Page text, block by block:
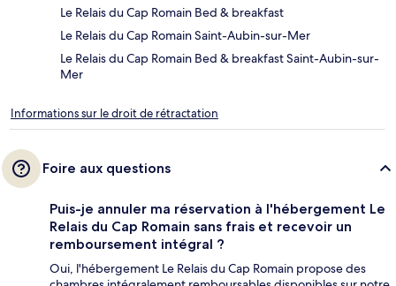
Le Relais du Cap Romain Bed & breakfast
Le Relais du Cap Romain Saint-Aubin-sur-Mer
Le Relais du Cap Romain Bed & breakfast Saint-Aubin-sur-
Mer
Informations sur le droit de rétractation
Foire aux questions
Puis-je annuler ma réservation à l'hébergement Le
Relais du Cap Romain sans frais et recevoir un
remboursement intégral ?
Oui, l'hébergement Le Relais du Cap Romain propose des